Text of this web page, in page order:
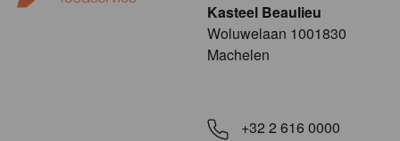
Kasteel Beaulieu
​​​Woluwelaan 1001830
Machelen
+32 2 616 0000